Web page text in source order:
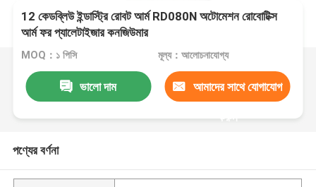
12 কেডব্লিউ ইন্ডাস্ট্রি রোবট আর্ম RD080N অটোমেশন রোবোটিক্স
আর্ম ফর প্যালেটাইজার কনজিউমার
MOQ：১ পিসি মূল্য：আলোচনাযোগ্য
ভালো দাম আমাদের সাথে যোগাযোগ
করুন
পণ্যের বর্ণনা